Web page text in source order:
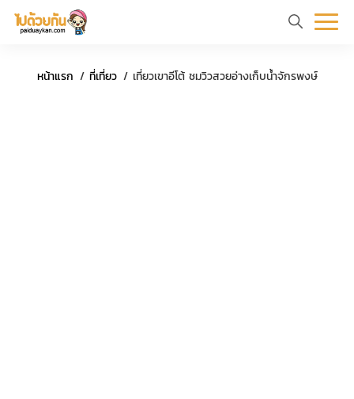
หน้า
ข้อมูล
ตัว
หน้าแรก ที่เที่ยว เที่ยวเขาอีโต้ ชมวิวสวยอ่างเก็บน้ำจักรพงษ์